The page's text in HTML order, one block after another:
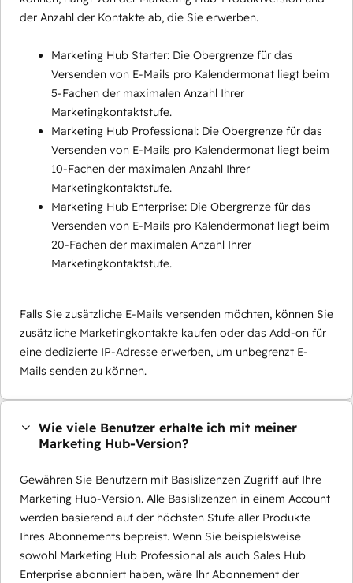
der Anzahl der Kontakte ab, die Sie erwerben.
Marketing Hub Starter: Die Obergrenze für das
Versenden von E-Mails pro Kalendermonat liegt beim
5-Fachen der maximalen Anzahl Ihrer
Marketingkontaktstufe.
Marketing Hub Professional: Die Obergrenze für das
Versenden von E-Mails pro Kalendermonat liegt beim
10-Fachen der maximalen Anzahl Ihrer
Marketingkontaktstufe.
Marketing Hub Enterprise: Die Obergrenze für das
Versenden von E-Mails pro Kalendermonat liegt beim
20-Fachen der maximalen Anzahl Ihrer
Marketingkontaktstufe.
Falls Sie zusätzliche E-Mails versenden möchten, können Sie
zusätzliche Marketingkontakte kaufen oder das Add-on für
eine dedizierte IP-Adresse erwerben, um unbegrenzt E-
Mails senden zu können.
Wie viele Benutzer erhalte ich mit meiner
Marketing Hub-Version?
Gewähren Sie Benutzern mit Basislizenzen Zugriff auf Ihre
Marketing Hub-Version. Alle Basislizenzen in einem Account
werden basierend auf der höchsten Stufe aller Produkte
Ihres Abonnements bepreist. Wenn Sie beispielsweise
sowohl Marketing Hub Professional als auch Sales Hub
Enterprise abonniert haben, wäre Ihr Abonnement der